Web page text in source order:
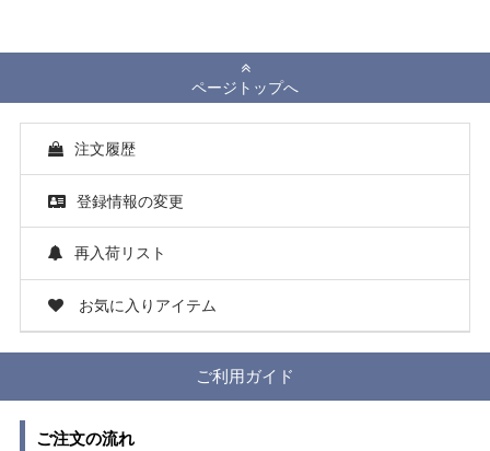
ページトップへ
注文履歴
登録情報の変更
再入荷リスト
お気に入りアイテム
ご利用ガイド
ご注文の流れ